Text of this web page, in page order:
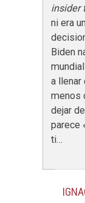
insider
ni era
Biden
a llenar
menos
dejar
parece
ti…